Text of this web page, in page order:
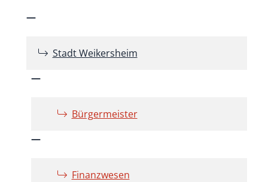
Stadt Weikersheim
Bürgermeister
Finanzwesen